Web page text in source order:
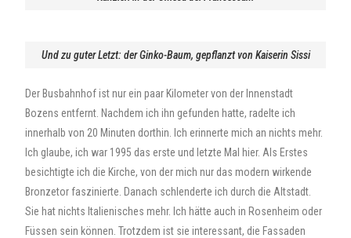
Und zu guter Letzt: der Ginko-Baum, gepflanzt von Kaiserin Sissi
Der Busbahnhof ist nur ein paar Kilometer von der Innenstadt
Bozens entfernt. Nachdem ich ihn gefunden hatte, radelte ich
innerhalb von 20 Minuten dorthin. Ich erinnerte mich an nichts mehr.
Ich glaube, ich war 1995 das erste und letzte Mal hier. Als Erstes
besichtigte ich die Kirche, von der mich nur das modern wirkende
Bronzetor faszinierte. Danach schlenderte ich durch die Altstadt.
Sie hat nichts Italienisches mehr. Ich hätte auch in Rosenheim oder
Füssen sein können. Trotzdem ist sie interessant, die Fassaden